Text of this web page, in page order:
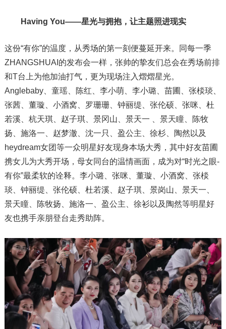
Having You——星光与拥抱，让主题照进现实
这份“有你”的温度，从秀场的第一刻便蔓延开来。同每一季
ZHANGSHUAI的发布会一样，张帅的挚友们总会在秀场前排
和T台上为他加油打气，更为现场注入熠熠星光。
Anglebaby、童瑶、陈红、李小萌、李小璐、苗圃、张棪琰、
张茜、董璇、小酒窝、罗珊珊、钟丽缇、张伦硕、张咪、杜
若溪、杭天琪、赵子琪、景冈山、景天一 、景天瞳、陈牧
扬、施洛一、赵梦澈、沈一只、盈公主、徐杉、陶然以及
heydream女团等一众明星好友现身本场大秀，其中好友苗圃
携女儿为大秀开场，母女同台的温情画面，成为对“时光之眼-
有你”最柔软的诠释。李小璐、张咪、董璇、小酒窝、张棪
琰、钟丽缇、张伦硕、杜若溪、赵子琪、景岗山、景天一、
景天瞳、陈牧扬、施洛一、盈公主、徐衫以及陶然等明星好
友也携手亲朋登台走秀助阵。